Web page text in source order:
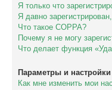
Я только что
Я давно
Что такое COPPA?
Почему я не могу
Что делает функция
Параметры и
Как мне изменить мои